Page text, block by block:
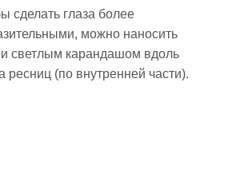
сделать глаза более
можно наносить
светлым карандашом вдоль
ресниц (по внутренней части).